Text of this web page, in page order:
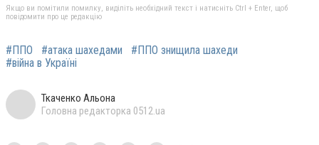
Якщо ви помітили помилку, виділіть необхідний текст і натисніть Ctrl + Enter, щоб
повідомити про це редакцію
#ППО #атака шахедами
#ППО знищила шахеди
#війна в Україні
Ткаченко Альона
Головна редакторка 0512.ua